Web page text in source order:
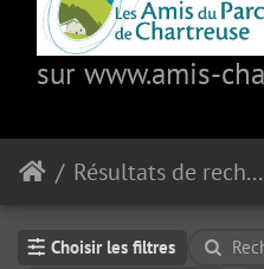
sur www.amis-
Résultats de recherche
Choisir les filtres